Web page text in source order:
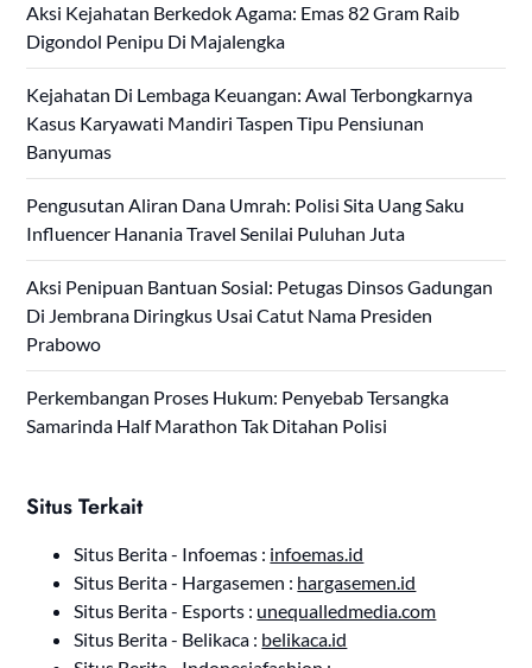
Aksi Kejahatan Berkedok Agama: Emas 82 Gram Raib
Digondol Penipu Di Majalengka
Kejahatan Di Lembaga Keuangan: Awal Terbongkarnya
Kasus Karyawati Mandiri Taspen Tipu Pensiunan
Banyumas
Pengusutan Aliran Dana Umrah: Polisi Sita Uang Saku
Influencer Hanania Travel Senilai Puluhan Juta
Aksi Penipuan Bantuan Sosial: Petugas Dinsos Gadungan
Di Jembrana Diringkus Usai Catut Nama Presiden
Prabowo
Perkembangan Proses Hukum: Penyebab Tersangka
Samarinda Half Marathon Tak Ditahan Polisi
Situs Terkait
Situs Berita - Infoemas : infoemas.id
Situs Berita - Hargasemen : hargasemen.id
Situs Berita - Esports : unequalledmedia.com
Situs Berita - Belikaca : belikaca.id